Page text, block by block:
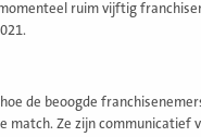
ruim vijftig
de beoogde
match. Ze zijn